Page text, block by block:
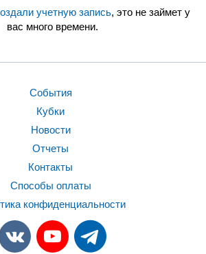
учетную запись, это не займет у
вас много времени.
События
Кубки
Новости
Отчеты
Контакты
Способы оплаты
конфиденциальности